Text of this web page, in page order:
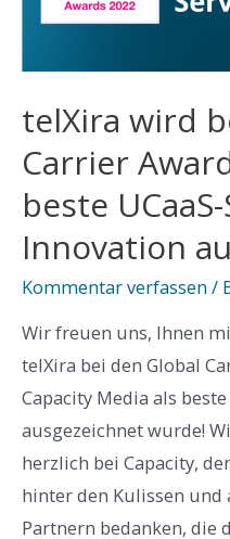
neue
Business
Messaging
telXira wird
Carrier
beste
Innovation
Kommentar verfassen/
Wir freuen uns, Ihnen
telXira bei den Global
Capacity Media als
ausgezeichnet wurde!
herzlich bei Capacity,
hinter den Kulissen und
Partnern bedanken, die